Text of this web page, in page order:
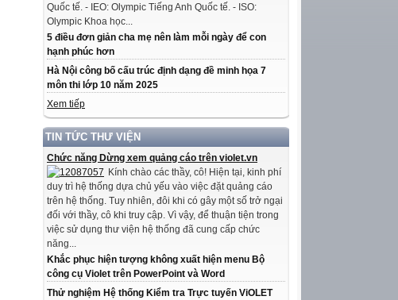
Quốc tế. - IEO: Olympic Tiếng Anh Quốc tế. - ISO:
Olympic Khoa học...
5 điều đơn giản cha mẹ nên làm mỗi ngày để con
hạnh phúc hơn
Hà Nội công bố cấu trúc định dạng đề minh họa 7
môn thi lớp 10 năm 2025
Xem tiếp
TIN TỨC THƯ VIỆN
Chức năng Dừng xem quảng cáo trên violet.vn
Kính chào các thầy, cô! Hiện tại, kinh phí
duy trì hệ thống dựa chủ yếu vào việc đặt quảng cáo
trên hệ thống. Tuy nhiên, đôi khi có gây một số trở ngại
đối với thầy, cô khi truy cập. Vì vậy, để thuận tiện trong
việc sử dụng thư viện hệ thống đã cung cấp chức
năng...
Khắc phục hiện tượng không xuất hiện menu Bộ
công cụ Violet trên PowerPoint và Word
Thử nghiệm Hệ thống Kiểm tra Trực tuyến ViOLET